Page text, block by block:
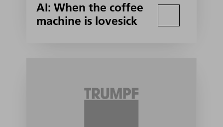
AI: When the coffee
machine is lovesick